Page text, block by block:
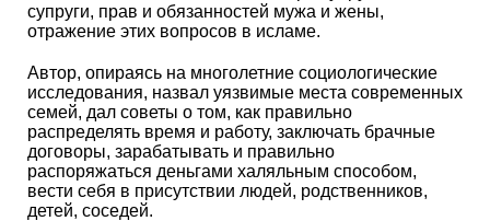
супруги, прав и обязанностей мужа и жены,
отражение этих вопросов в исламе.
Автор, опираясь на многолетние социологические
исследования, назвал уязвимые места современных
семей, дал советы о том, как правильно
распределять время и работу, заключать брачные
договоры, зарабатывать и правильно
распоряжаться деньгами халяльным способом,
вести себя в присутствии людей, родственников,
детей, соседей.